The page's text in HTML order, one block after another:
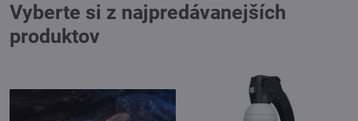
Vyberte si z najpredávanejších
produktov